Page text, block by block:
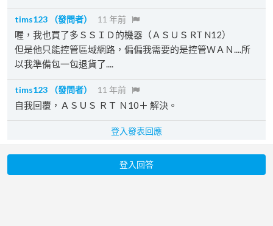
tims123 （發問者） 11 年前
喔，我也買了多ＳＳＩＤ的機器（ＡＳＵＳ RT N12）
但是他只能控管區域網路，偏偏我需要的是控管ＷＡＮ....所
以我準備包一包退貨了....
tims123 （發問者） 11 年前
自我回覆，ＡＳＵＳ ＲＴ Ｎ10＋ 解決。
登入發表回應
登入回答